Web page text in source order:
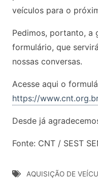
veículos para o
Pedimos, portanto, a
formulário, que
nossas conversas.
Acesse aqui o
https://
Desde já
Fonte: CNT / SEST
AQUISIÇÃO DE